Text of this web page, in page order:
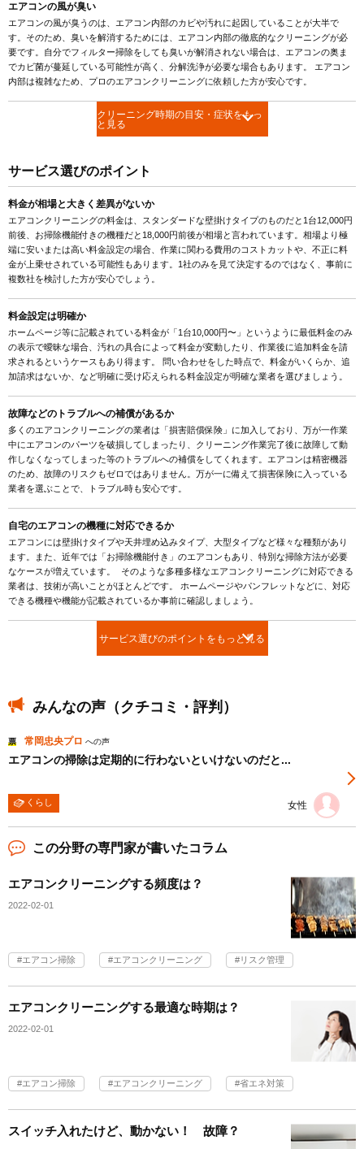
エアコンの風が臭い
エアコンの風が臭うのは、エアコン内部のカビや汚れに起因していることが大半で
す。そのため、臭いを解消するためには、エアコン内部の徹底的なクリーニングが必
要です。自分でフィルター掃除をしても臭いが解消されない場合は、エアコンの奥ま
でカビ菌が蔓延している可能性が高く、分解洗浄が必要な場合もあります。 エアコン
内部は複雑なため、プロのエアコンクリーニングに依頼した方が安心です。
クリーニング時期の目安・症状をもっ
と見る
サービス選びのポイント
料金が相場と大きく差異がないか
エアコンクリーニングの料金は、スタンダードな壁掛けタイプのものだと1台12,000円
前後、お掃除機能付きの機種だと18,000円前後が相場と言われています。相場より極
端に安いまたは高い料金設定の場合、作業に関わる費用のコストカットや、不正に料
金が上乗せされている可能性もあります。1社のみを見て決定するのではなく、事前に
複数社を検討した方が安心でしょう。
料金設定は明確か
ホームページ等に記載されている料金が「1台10,000円〜」というように最低料金のみ
の表示で曖昧な場合、汚れの具合によって料金が変動したり、作業後に追加料金を請
求されるというケースもあり得ます。 問い合わせをした時点で、料金がいくらか、追
加請求はないか、など明確に受け応えられる料金設定が明確な業者を選びましょう。
故障などのトラブルへの補償があるか
多くのエアコンクリーニングの業者は「損害賠償保険」に加入しており、万が一作業
中にエアコンのパーツを破損してしまったり、クリーニング作業完了後に故障して動
作しなくなってしまった等のトラブルへの補償をしてくれます。エアコンは精密機器
のため、故障のリスクもゼロではありません。万が一に備えて損害保険に入っている
業者を選ぶことで、トラブル時も安心です。
自宅のエアコンの機種に対応できるか
エアコンには壁掛けタイプや天井埋め込みタイプ、大型タイプなど様々な種類があり
ます。また、近年では「お掃除機能付き」のエアコンもあり、特別な掃除方法が必要
なケースが増えています。 そのような多種多様なエアコンクリーニングに対応できる
業者は、技術が高いことがほとんどです。 ホームページやパンフレットなどに、対応
できる機種や機能が記載されているか事前に確認しましょう。
サービス選びのポイントをもっと見る
みんなの声（クチコミ・評判）
票 常岡忠央プロ への声
エアコンの掃除は定期的に行わないといけないのだと...
くらし 女性
この分野の専門家が書いたコラム
エアコンクリーニングする頻度は？
2022-02-01
エアコン掃除 エアコンクリーニング リスク管理
エアコンクリーニングする最適な時期は？
2022-02-01
エアコン掃除 エアコンクリーニング 省エネ対策
スイッチ入れたけど、動かない！ 故障？